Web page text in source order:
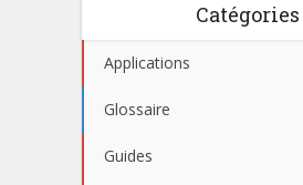
Catégories
Applications
Glossaire
Guides